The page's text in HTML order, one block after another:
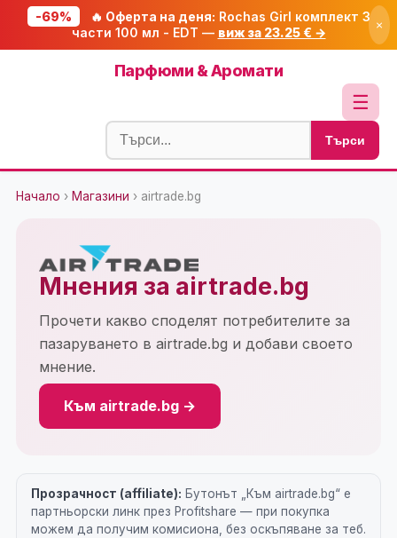
-69% 🔥 Оферта на деня: Rochas Girl комплект 3
части 100 мл - EDT — виж за 23.25 € → ×
Парфюми & Аромати
☰
Блог
🧮 Калкулатори
🔍 Намери продукт
🎟️ Купони
Търси
Начало › Магазини › airtrade.bg
Мнения за airtrade.bg
Прочети какво споделят потребителите за
пазаруването в airtrade.bg и добави своето
мнение.
Към airtrade.bg →
Прозрачност (affiliate): Бутонът „Към airtrade.bg“ е
партньорски линк през Profitshare — при покупка
можем да получим комисиона, без оскъпяване за теб.